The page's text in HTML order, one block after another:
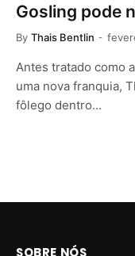
Gosling pode
By Thais Bentlin
Antes tratado como
uma nova franquia,
fôlego dentro…
SOBRE NÓS